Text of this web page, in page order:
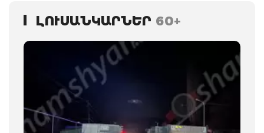
ԼՈՒՍԱՆԿԱՐՆԵՐ 60+